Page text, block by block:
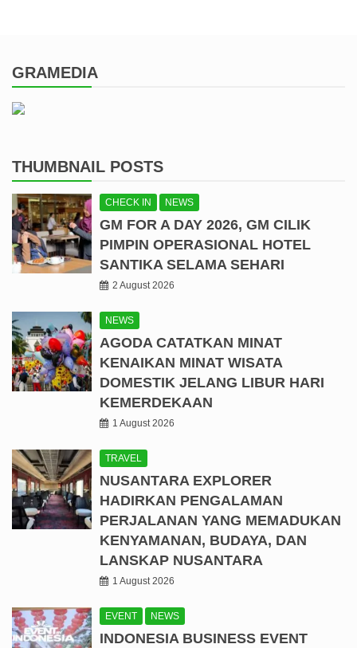
GRAMEDIA
THUMBNAIL POSTS
CHECK IN NEWS
GM FOR A DAY 2026, GM CILIK
PIMPIN OPERASIONAL HOTEL
SANTIKA SELAMA SEHARI
2 August 2026
NEWS
AGODA CATATKAN MINAT
KENAIKAN MINAT WISATA
DOMESTIK JELANG LIBUR HARI
KEMERDEKAAN
1 August 2026
TRAVEL
NUSANTARA EXPLORER
HADIRKAN PENGALAMAN
PERJALANAN YANG MEMADUKAN
KENYAMANAN, BUDAYA, DAN
LANSKAP NUSANTARA
1 August 2026
EVENT NEWS
INDONESIA BUSINESS EVENT